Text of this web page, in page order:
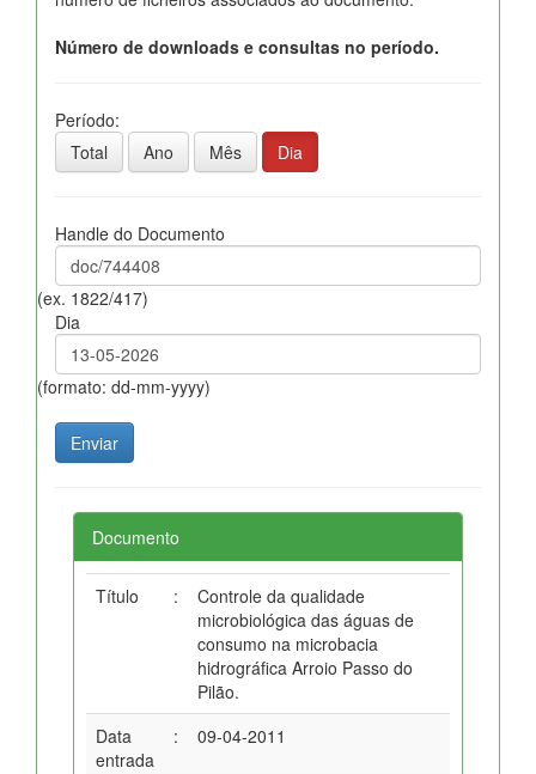
Número de downloads e consultas no período.
Período:
Total
Ano Mês Dia
Handle do Documento
(ex. 1822/417)
Dia
(formato: dd-mm-yyyy)
Documento
Título :
Controle da qualidade
microbiológica das águas de
consumo na microbacia
hidrográfica Arroio Passo do
Pilão.
Data
entrada
: 09-04-2011